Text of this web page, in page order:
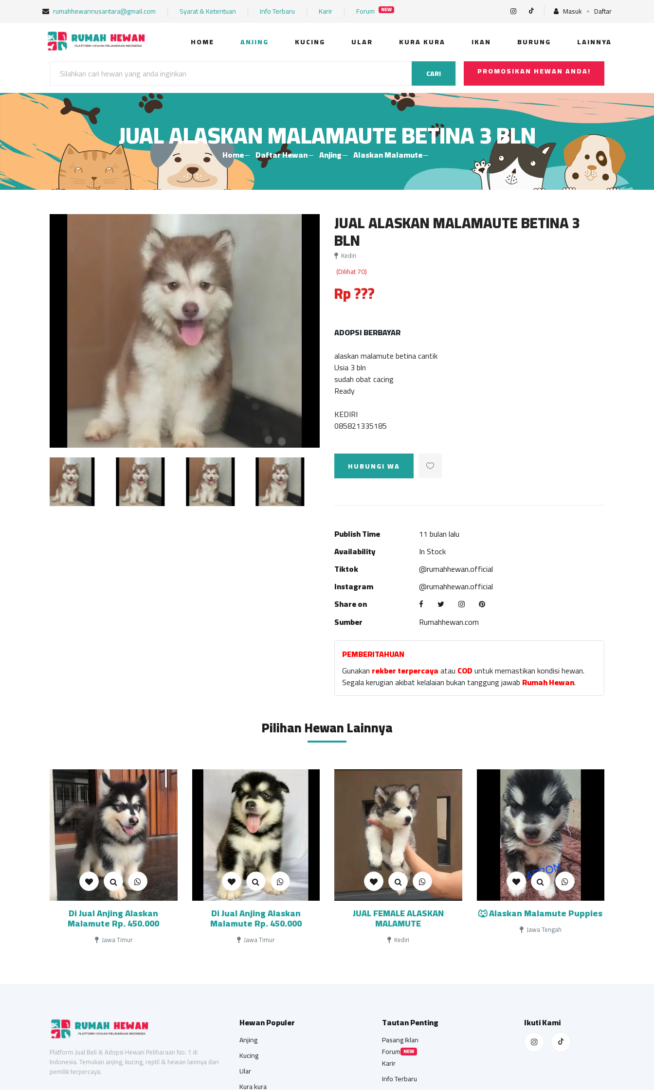
rumahhewannusantara@gmail.com Syarat & Ketentuan Info Terbaru Karir Forum NEW Masuk Daftar
HOME ANJING KUCING ULAR KURA KURA IKAN BURUNG LAINNYA
CARI PROMOSIKAN HEWAN ANDA!
JUAL ALASKAN MALAMAUTE BETINA 3 BLN
Home Daftar Hewan Anjing Alaskan Malamute
JUAL ALASKAN MALAMAUTE BETINA 3
BLN
Kediri
(Dilihat 70)
Rp ???
ADOPSI BERBAYAR
alaskan malamute betina cantik
Usia 3 bln
sudah obat cacing
Ready
KEDIRI
085821335185
HUBUNGI WA
Publish Time
11 bulan lalu
Availability
In Stock
Tiktok
@rumahhewan.official
Instagram
@rumahhewan.official
Share on
Sumber
Rumahhewan.com
PEMBERITAHUAN
Gunakan rekber terpercayaatau CODuntuk memastikan kondisi hewan.
Segala kerugian akibat kelalaian bukan tanggung jawab Rumah Hewan.
Pilihan Hewan Lainnya
Di Jual Anjing Alaskan
Malamute Rp. 450.000
Jawa Timur
Di Jual Anjing Alaskan
Malamute Rp. 450.000
Jawa Timur
JUAL FEMALE ALASKAN
MALAMUTE
Kediri
🐺 Alaskan Malamute Puppies
Jawa Tengah
Platform Jual Beli & Adopsi Hewan Peliharaan No. 1 di
Indonesia. Temukan anjing, kucing, reptil & hewan lainnya dari
pemilik terpercaya.
Hewan Populer
Anjing
Kucing
Ular
Kura kura
Tautan Penting
Pasang Iklan
Forum NEW
Karir
Info Terbaru
Ikuti Kami